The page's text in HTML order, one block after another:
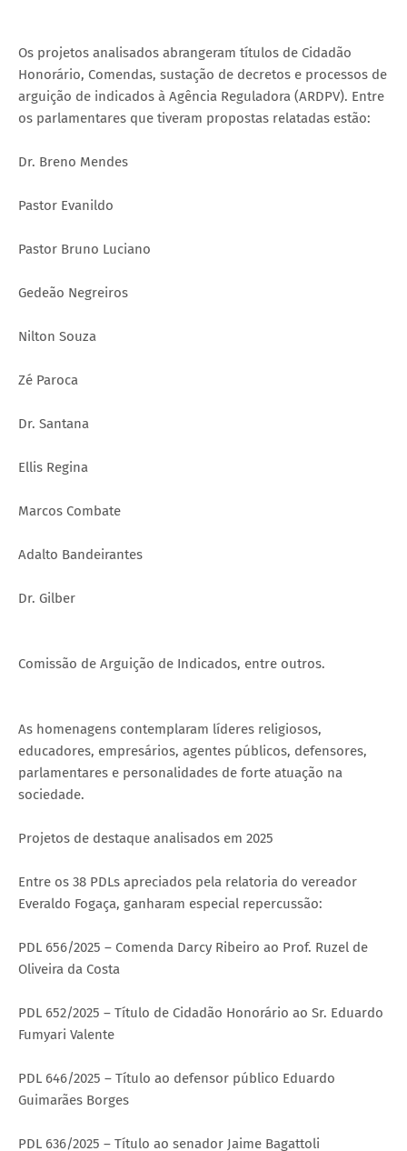
Os projetos analisados abrangeram títulos de Cidadão
Honorário, Comendas, sustação de decretos e processos de
arguição de indicados à Agência Reguladora (ARDPV). Entre
os parlamentares que tiveram propostas relatadas estão:
Dr. Breno Mendes
Pastor Evanildo
Pastor Bruno Luciano
Gedeão Negreiros
Nilton Souza
Zé Paroca
Dr. Santana
Ellis Regina
Marcos Combate
Adalto Bandeirantes
Dr. Gilber
Comissão de Arguição de Indicados, entre outros.
As homenagens contemplaram líderes religiosos,
educadores, empresários, agentes públicos, defensores,
parlamentares e personalidades de forte atuação na
sociedade.
Projetos de destaque analisados em 2025
Entre os 38 PDLs apreciados pela relatoria do vereador
Everaldo Fogaça, ganharam especial repercussão:
PDL 656/2025 – Comenda Darcy Ribeiro ao Prof. Ruzel de
Oliveira da Costa
PDL 652/2025 – Título de Cidadão Honorário ao Sr. Eduardo
Fumyari Valente
PDL 646/2025 – Título ao defensor público Eduardo
Guimarães Borges
PDL 636/2025 – Título ao senador Jaime Bagattoli